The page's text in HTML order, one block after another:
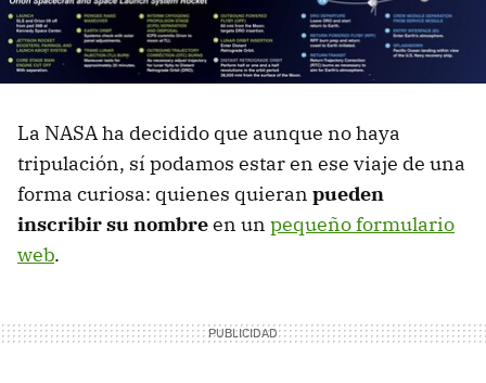
La NASA ha decidido que aunque no haya
tripulación, sí podamos estar en ese viaje de una
forma curiosa: quienes quieran pueden
inscribir su nombreen un pequeño formulario
web.